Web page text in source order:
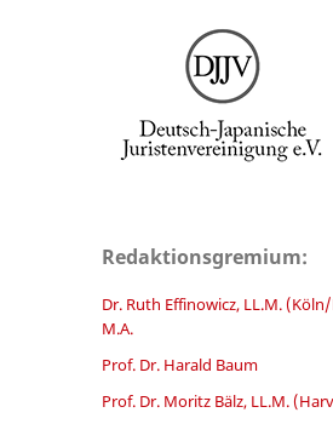
Redaktionsgremium:
Dr. Ruth Effinowicz, LL.M.
M.A.
Prof. Dr. Harald Baum
Prof. Dr. Moritz Bälz, LL.M.